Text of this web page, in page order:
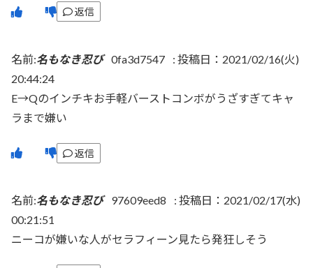
返信
名前:名もなき忍び 0fa3d7547 : 投稿日：2021/02/16(火)
20:44:24
E→Qのインチキお手軽バーストコンボがうざすぎてキャ
ラまで嫌い
返信
名前:名もなき忍び 97609eed8 : 投稿日：2021/02/17(水)
00:21:51
ニーコが嫌いな人がセラフィーン見たら発狂しそう